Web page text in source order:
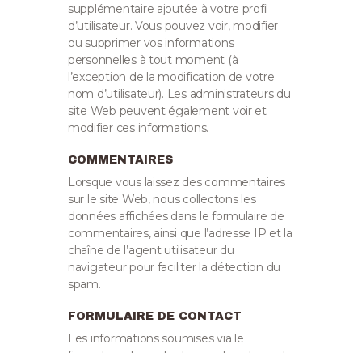
supplémentaire ajoutée à votre profil
d’utilisateur. Vous pouvez voir, modifier
ou supprimer vos informations
personnelles à tout moment (à
l’exception de la modification de votre
nom d’utilisateur). Les administrateurs du
site Web peuvent également voir et
modifier ces informations.
COMMENTAIRES
Lorsque vous laissez des commentaires
sur le site Web, nous collectons les
données affichées dans le formulaire de
commentaires, ainsi que l’adresse IP et la
chaîne de l’agent utilisateur du
navigateur pour faciliter la détection du
spam.
FORMULAIRE DE CONTACT
Les informations soumises via le